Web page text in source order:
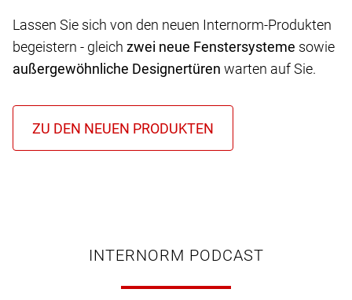
Lassen Sie sich von den neuen Internorm-Produkten
begeistern - gleich zwei neue Fenstersysteme sowie
außergewöhnliche Designertüren warten auf Sie.
INTERNORM PODCAST